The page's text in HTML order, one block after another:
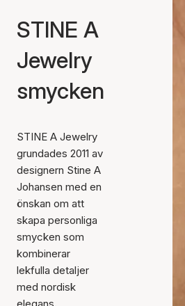
STINE A
Jewelry
smycken
STINE A Jewelry
grundades 2011 av
designern Stine A
Johansen med en
önskan om att
skapa personliga
smycken som
kombinerar
lekfulla detaljer
med nordisk